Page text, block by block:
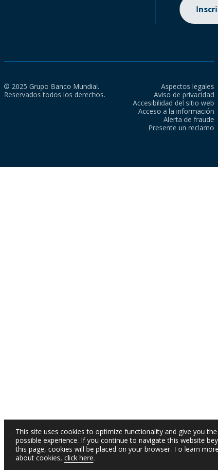
© 2025 Grupo Banco Mundial.
Reservados todos los derechos.
Aspectos legales
Aviso de privacidad
Accesibilidad del sitio web
Acceso a la información
Alerta de fraude
Presente un reclamo
This site uses cookies to optimize functionality and give you
possible experience. If you continue to navigate this website
this page, cookies will be placed on your browser. To learn
about cookies, click here.